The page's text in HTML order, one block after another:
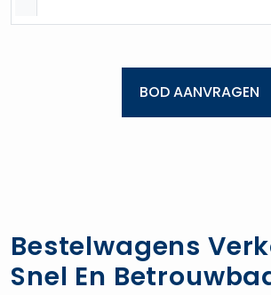
Bestelwagens
Snel En